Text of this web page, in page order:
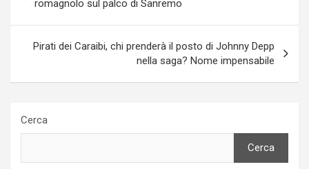
romagnolo sul palco di Sanremo
Pirati dei Caraibi, chi prenderà il posto di Johnny Depp
nella saga? Nome impensabile
Cerca
Cerca